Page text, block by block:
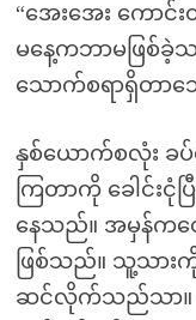
“အေးအေး ကောင်
မနေ့ကဘာမဖြစ်ခဲ့
သောက်စရာရှိတာ
နှစ်ယောက်စလုံး ခ
ကြတာကို ခေါင်းငုံ
နေသည်။ အမှန်ကတ
ဖြစ်သည်။ သူ့သား
ဆင်လိုက်သည်သာ။ လှ